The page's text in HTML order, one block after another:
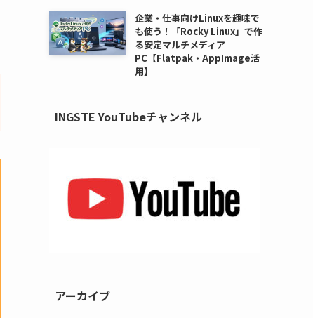
企業・仕事向けLinuxを趣味で
も使う！「Rocky Linux」で作
る安定マルチメディア
PC【Flatpak・AppImage活
用】
INGSTE YouTubeチャンネル
アーカイブ